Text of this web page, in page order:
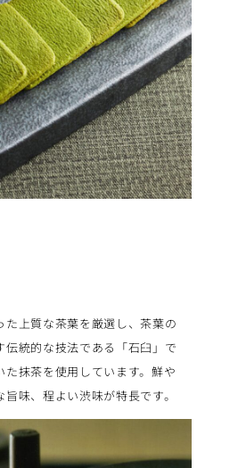
た上質な茶葉を厳選し、茶葉の
伝統的な技法である「石臼」で
た抹茶を使用しています。鮮や
味、程よい渋味が特長です。